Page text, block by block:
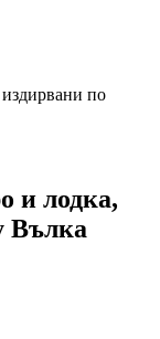
по
и лодка,
Вълка